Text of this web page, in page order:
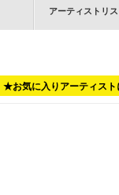
アーティストリス
★お気に入りアーティスト